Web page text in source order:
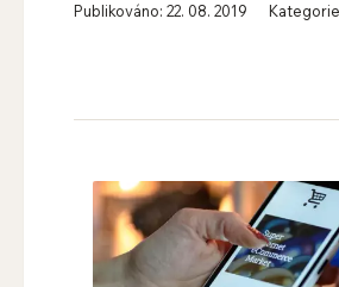
Publikováno: 22. 08. 2019